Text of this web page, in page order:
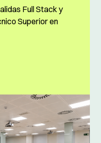
Full Stack y
Superior en